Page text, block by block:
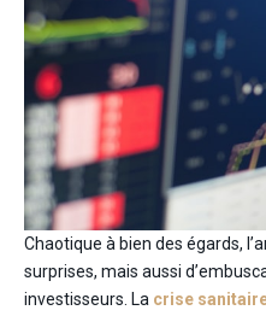
Chaotique à bien des égards,
surprises, mais aussi
investisseurs. La crise